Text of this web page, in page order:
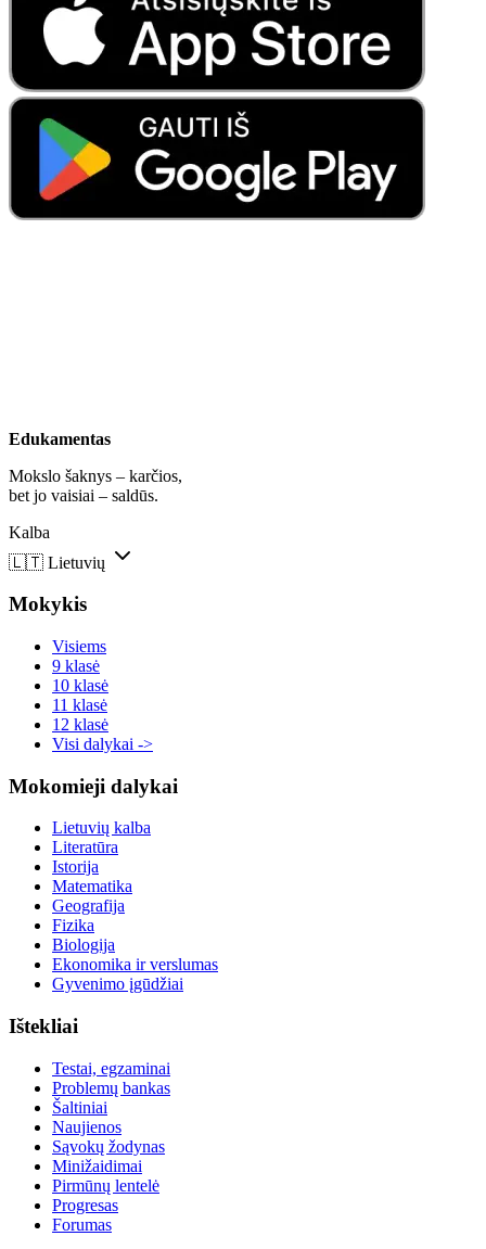
Edukamentas
Mokslo šaknys – karčios,
bet jo vaisiai – saldūs.
Kalba
🇱🇹 Lietuvių
Mokykis
Visiems
9 klasė
10 klasė
11 klasė
12 klasė
Visi dalykai ->
Mokomieji dalykai
Lietuvių kalba
Literatūra
Istorija
Matematika
Geografija
Fizika
Biologija
Ekonomika ir verslumas
Gyvenimo įgūdžiai
Ištekliai
Testai, egzaminai
Problemų bankas
Šaltiniai
Naujienos
Sąvokų žodynas
Minižaidimai
Pirmūnų lentelė
Progresas
Forumas